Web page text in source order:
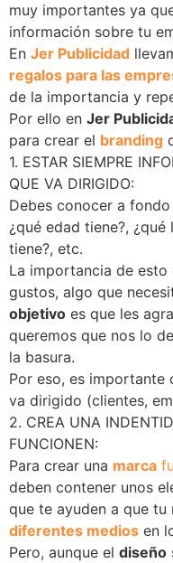
muy importantes ya
información sobre tu
En Jer Publicidad
regalos para las
de la importancia y
Por ello en Jer
para crear el branding
1. ESTAR SIEMPRE
QUE VA DIRIGIDO:
Debes conocer a
¿qué edad tiene?,
tiene?, etc.
La importancia de
gustos, algo que
objetivo es que les
queremos que nos lo
la basura.
Por eso, es importante
va dirigido (clientes,
2. CREA UNA
FUNCIONEN:
Para crear una marca
deben contener unos
que te ayuden a que
diferentes medios en
Pero, aunque el diseño